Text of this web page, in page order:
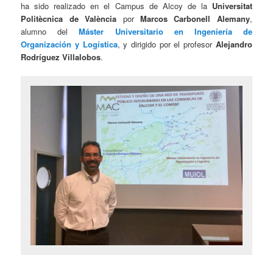
ha sido realizado en el Campus de Alcoy de la Universitat
Politècnica de València por Marcos Carbonell Alemany,
alumno delMáster Universitario en Ingeniería de
Organización y Logística, y dirigido por el profesor Alejandro
Rodríguez Villalobos.